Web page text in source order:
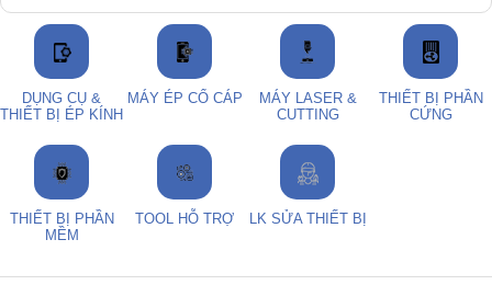
DỤNG CỤ &
THIẾT BỊ ÉP KÍNH
MÁY ÉP CỔ CÁP
MÁY LASER &
CUTTING
THIẾT BỊ PHẦN
CỨNG
THIẾT BỊ PHẦN
MỀM
TOOL HỖ TRỢ LK SỬA THIẾT BỊ